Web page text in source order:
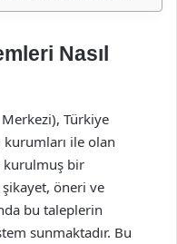
Nasıl
Türkiye
kurumları ile olan
kurulmuş bir
öneri ve
bu taleplerin
sunmaktadır. Bu